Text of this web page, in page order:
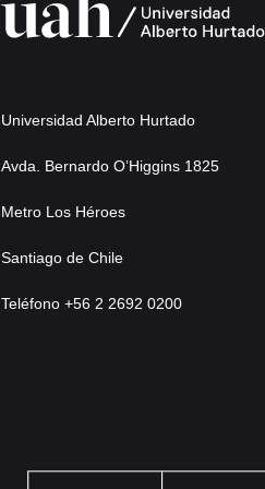
Universidad Alberto Hurtado
Avda. Bernardo O’Higgins 1825
Metro Los Héroes
Santiago de Chile
Teléfono +56 2 2692 0200